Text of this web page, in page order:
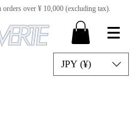
orders over ¥ 10,000 (excluding tax).
JPY (¥)